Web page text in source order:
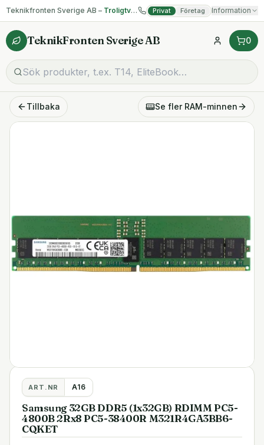
Teknikfronten Sverige AB – Troligtvis billigast på begagnad IT! Privat Företag Information
TeknikFronten Sverige AB 0
Tillbaka Se fler RAM-minnen
ART.NR A16
Samsung 32GB DDR5 (1x32GB) RDIMM PC5-
4800B 2Rx8 PC5-38400R M321R4GA3BB6-
CQKET